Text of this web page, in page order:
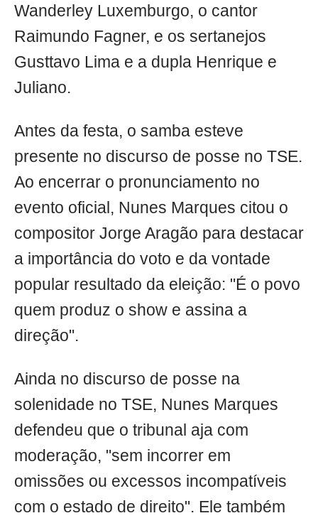
Wanderley Luxemburgo, o cantor
Raimundo Fagner, e os sertanejos
Gusttavo Lima e a dupla Henrique e
Juliano.
Antes da festa, o samba esteve
presente no discurso de posse no TSE.
Ao encerrar o pronunciamento no
evento oficial, Nunes Marques citou o
compositor Jorge Aragão para destacar
a importância do voto e da vontade
popular resultado da eleição: "É o povo
quem produz o show e assina a
direção".
Ainda no discurso de posse na
solenidade no TSE, Nunes Marques
defendeu que o tribunal aja com
moderação, "sem incorrer em
omissões ou excessos incompatíveis
com o estado de direito". Ele também